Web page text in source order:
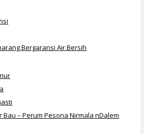
Bergaransi Air Bersih
Bau – Perum Pesona Nirmala nDalem